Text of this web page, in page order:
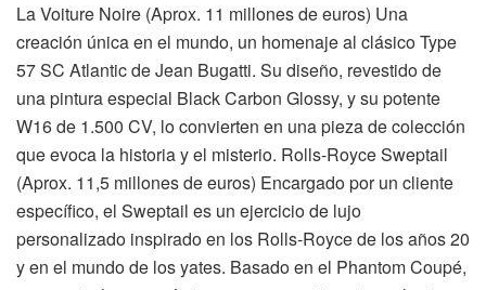
La Voiture Noire (Aprox. 11 millones de euros) Una
creación única en el mundo, un homenaje al clásico Type
57 SC Atlantic de Jean Bugatti. Su diseño, revestido de
una pintura especial Black Carbon Glossy, y su potente
W16 de 1.500 CV, lo convierten en una pieza de colección
que evoca la historia y el misterio. Rolls-Royce Sweptail
(Aprox. 11,5 millones de euros) Encargado por un cliente
específico, el Sweptail es un ejercicio de lujo
personalizado inspirado en los Rolls-Royce de los años 20
y en el mundo de los yates. Basado en el Phantom Coupé,